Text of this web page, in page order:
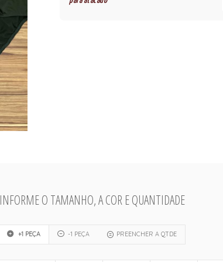
INFORME O TAMANHO, A COR E QUANTIDADE
+1 PEÇA -1 PEÇA PREENCHER A QTDE